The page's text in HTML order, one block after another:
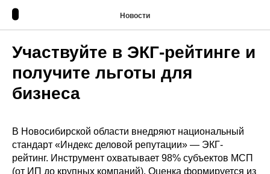
Новости
Участвуйте в ЭКГ-рейтинге и
получите льготы для
бизнеса
В Новосибирской области внедряют национальный
стандарт «Индекс деловой репутации» — ЭКГ-
рейтинг. Инструмент охватывает 98% субъектов МСП
(от ИП до крупных компаний). Оценка формируется из